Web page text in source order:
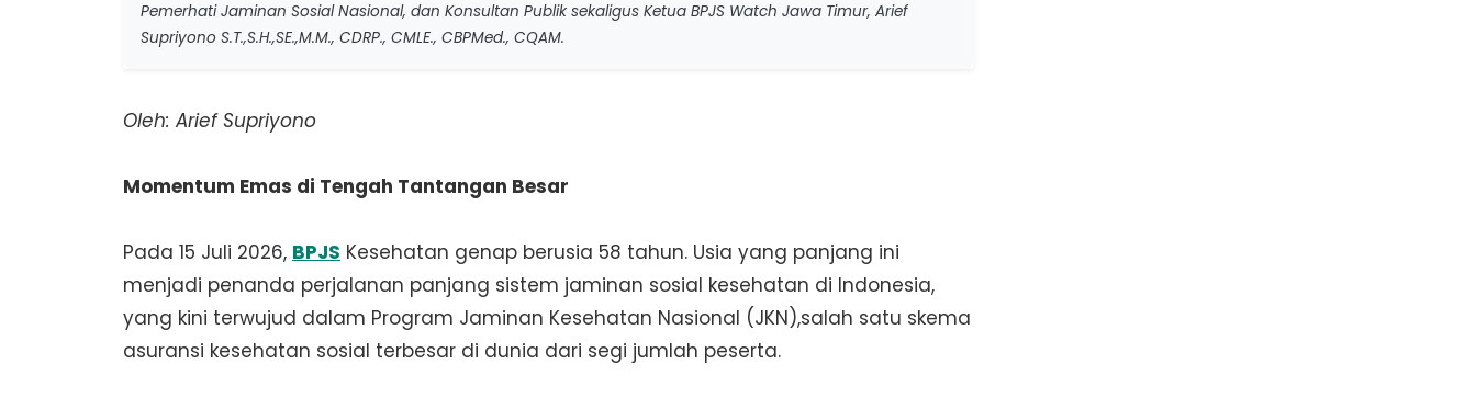
Pemerhati Jaminan Sosial Nasional, dan Konsultan Publik sekaligus Ketua BPJS Watch Jawa Timur, Arief
Supriyono S.T.,S.H.,SE.,M.M., CDRP., CMLE., CBPMed., CQAM.
Oleh: Arief Supriyono
Momentum Emas di Tengah Tantangan Besar
Pada 15 Juli 2026, BPJS Kesehatan genap berusia 58 tahun. Usia yang panjang ini
menjadi penanda perjalanan panjang sistem jaminan sosial kesehatan di Indonesia,
yang kini terwujud dalam Program Jaminan Kesehatan Nasional (JKN),salah satu skema
asuransi kesehatan sosial terbesar di dunia dari segi jumlah peserta.